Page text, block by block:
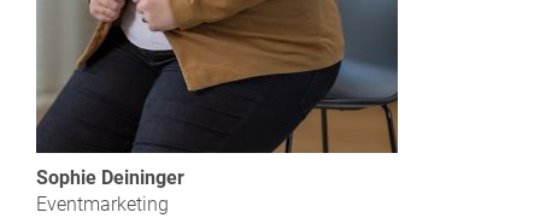
Sophie Deininger
Eventmarketing